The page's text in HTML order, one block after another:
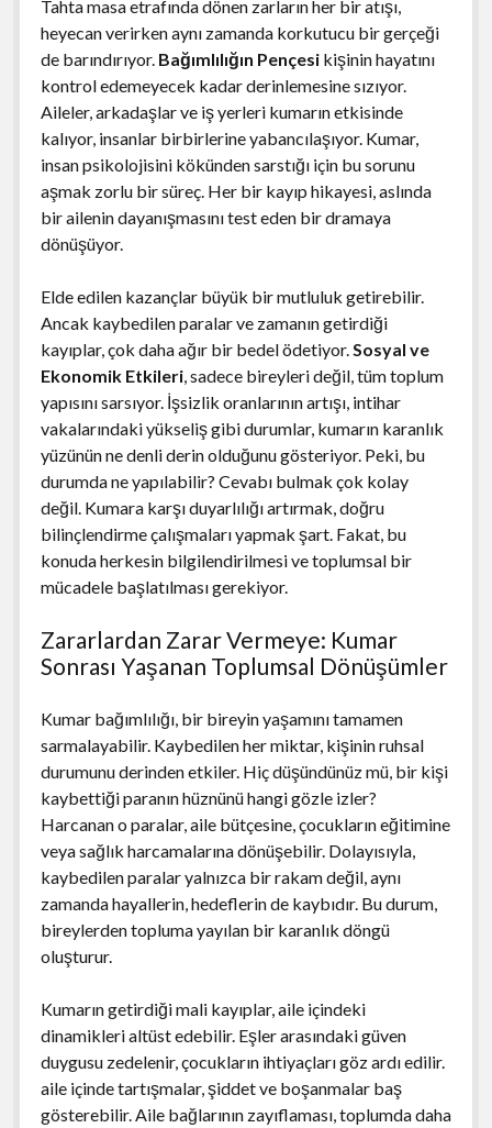
Tahta masa etrafında dönen zarların her bir atışı,
heyecan verirken aynı zamanda korkutucu bir gerçeği
de barındırıyor. Bağımlılığın Pençesikişinin hayatını
kontrol edemeyecek kadar derinlemesine sızıyor.
Aileler, arkadaşlar ve iş yerleri kumarın etkisinde
kalıyor, insanlar birbirlerine yabancılaşıyor. Kumar,
insan psikolojisini kökünden sarstığı için bu sorunu
aşmak zorlu bir süreç. Her bir kayıp hikayesi, aslında
bir ailenin dayanışmasını test eden bir dramaya
dönüşüyor.
Elde edilen kazançlar büyük bir mutluluk getirebilir.
Ancak kaybedilen paralar ve zamanın getirdiği
kayıplar, çok daha ağır bir bedel ödetiyor.Sosyal ve
Ekonomik Etkileri, sadece bireyleri değil, tüm toplum
yapısını sarsıyor. İşsizlik oranlarının artışı, intihar
vakalarındaki yükseliş gibi durumlar, kumarın karanlık
yüzünün ne denli derin olduğunu gösteriyor. Peki, bu
durumda ne yapılabilir? Cevabı bulmak çok kolay
değil. Kumara karşı duyarlılığı artırmak, doğru
bilinçlendirme çalışmaları yapmak şart. Fakat, bu
konuda herkesin bilgilendirilmesi ve toplumsal bir
mücadele başlatılması gerekiyor.
Zararlardan Zarar Vermeye: Kumar
Sonrası Yaşanan Toplumsal Dönüşümler
Kumar bağımlılığı, bir bireyin yaşamını tamamen
sarmalayabilir. Kaybedilen her miktar, kişinin ruhsal
durumunu derinden etkiler. Hiç düşündünüz mü, bir kişi
kaybettiği paranın hüznünü hangi gözle izler?
Harcanan o paralar, aile bütçesine, çocukların eğitimine
veya sağlık harcamalarına dönüşebilir. Dolayısıyla,
kaybedilen paralar yalnızca bir rakam değil, aynı
zamanda hayallerin, hedeflerin de kaybıdır. Bu durum,
bireylerden topluma yayılan bir karanlık döngü
oluşturur.
Kumarın getirdiği mali kayıplar, aile içindeki
dinamikleri altüst edebilir. Eşler arasındaki güven
duygusu zedelenir, çocukların ihtiyaçları göz ardı edilir.
aile içinde tartışmalar, şiddet ve boşanmalar baş
gösterebilir. Aile bağlarının zayıflaması, toplumda daha